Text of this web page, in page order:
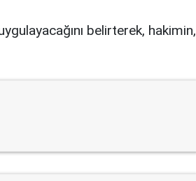
belirterek, hakimin,